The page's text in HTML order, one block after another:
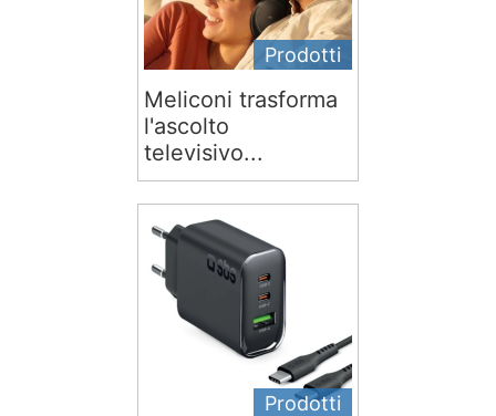
Prodotti
Meliconi trasforma
l'ascolto
televisivo...
Prodotti